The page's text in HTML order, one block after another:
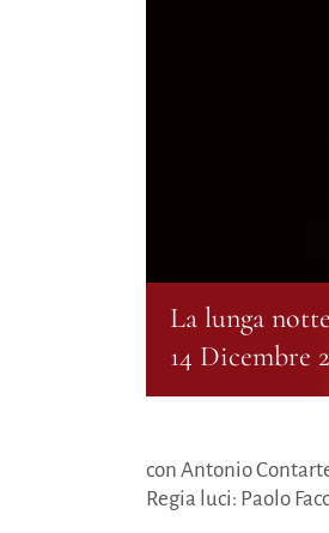
La lunga
14 Dicembre
con Antonio
Regia luci: Paolo